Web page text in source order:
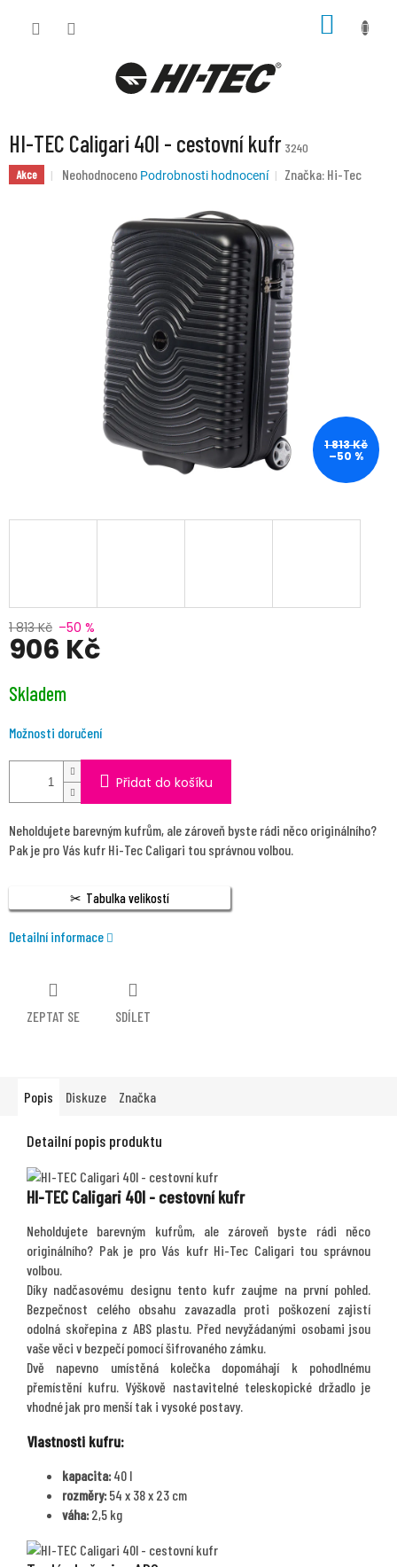
HI-TEC Caligari 40l - cestovní kufr 3240
Akce
Průměrné
hvězdiček.
Neohodnoceno Podrobnosti hodnocení Značka: Hi-Tec
1 813 Kč
–50 %
1 813 Kč –50 %
906 Kč
cena:
Skladem
Možnosti doručení
Přidat do košíku
Neholdujete barevným kufrům, ale zároveň byste rádi něco originálního?
Pak je pro Vás kufr Hi-Tec Caligari tou správnou volbou.
Tabulka velikostí
Detailní informace
ZEPTAT SE SDÍLET
Popis Diskuze Značka
Detailní popis produktu
HI-TEC Caligari 40l - cestovní kufr
Neholdujete barevným kufrům, ale zároveň byste rádi něco
originálního? Pak je pro Vás kufr Hi-Tec Caligari tou správnou
volbou.
Díky nadčasovému designu tento kufr zaujme na první pohled.
Bezpečnost celého obsahu zavazadla proti poškození zajistí
odolná skořepina z ABS plastu. Před nevyžádanými osobami jsou
vaše věci v bezpečí pomocí šifrovaného zámku.
Dvě napevno umístěná kolečka dopomáhají k pohodlnému
přemístění kufru. Výškově nastavitelné teleskopické držadlo je
vhodné jak pro menší tak i vysoké postavy.
Vlastnosti kufru:
kapacita:40 l
rozměry:54 x 38 x 23 cm
váha:2,5 kg